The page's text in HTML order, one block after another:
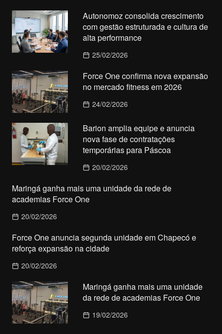
Autonomoz consolida crescimento
com gestão estruturada e cultura de
alta performance
25/02/2026
Force One confirma nova expansão
no mercado fitness em 2026
24/02/2026
Barion amplia equipe e anuncia
nova fase de contratações
temporárias para Páscoa
20/02/2026
Maringá ganha mais uma unidade da rede de
academias Force One
20/02/2026
Force One anuncia segunda unidade em Chapecó e
reforça expansão na cidade
20/02/2026
Maringá ganha mais uma unidade
da rede de academias Force One
19/02/2026